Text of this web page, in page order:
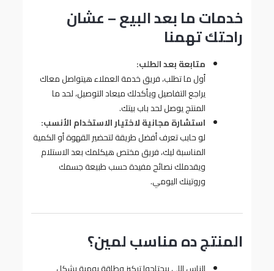
خدمات ما بعد البيع – عشان
راحتك تهمنا
متابعة بعد الطلب:
أول ما تطلب، فريق خدمة العملاء هيتواصل معاك
يراجع التفاصيل ويأكدلك ميعاد التوصيل، لحد ما
المنتج يوصل لحد باب بيتك.
استشارة مجانية لاختيار الاستخدام الأنسب:
لو حابب تعرف أفضل طريقة لتحضير القهوة أو الكمية
المناسبة ليك، فريق مختص هيكلمك بعد الاستلام
ويقدملك نصائح مفيدة حسب طبيعة جسمك
وروتينك اليومي.
المنتج ده مناسب لمين؟